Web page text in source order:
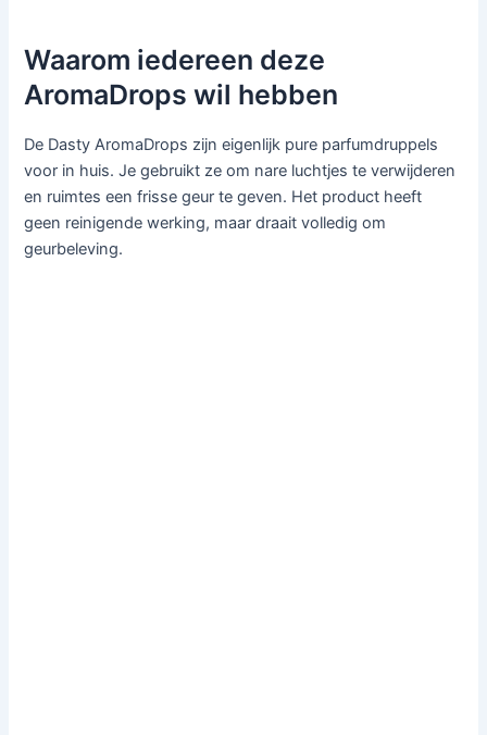
Waarom iedereen deze
AromaDrops wil hebben
De Dasty AromaDrops zijn eigenlijk pure parfumdruppels
voor in huis. Je gebruikt ze om nare luchtjes te verwijderen
en ruimtes een frisse geur te geven. Het product heeft
geen reinigende werking, maar draait volledig om
geurbeleving.